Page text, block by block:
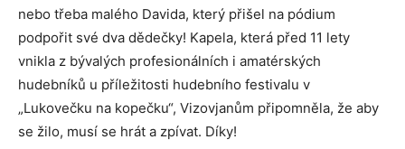
nebo třeba malého Davida, který přišel na pódium
podpořit své dva dědečky! Kapela, která před 11 lety
vnikla z bývalých profesionálních i amatérských
hudebníků u příležitosti hudebního festivalu v
„Lukovečku na kopečku“, Vizovjanům připomněla, že aby
se žilo, musí se hrát a zpívat. Díky!